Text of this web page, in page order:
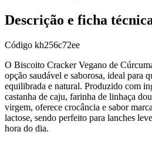
Descrição e ficha
Código kh256c72ee
O Biscoito Cracker Vegano de
opção saudável e saborosa, ideal para
equilibrada e natural. Produzido com
castanha de caju, farinha de linhaça
virgem, oferece crocância e sabor
lactose, sendo perfeito para lanches
hora do dia.